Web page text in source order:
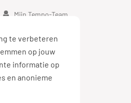
te verbeteren
op jouw
informatie op
en anonieme
Mijn Tempo-Team